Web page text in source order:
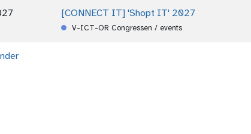
[CONNECT IT] 'Shopt IT' 2027
V-ICT-OR Congressen / events